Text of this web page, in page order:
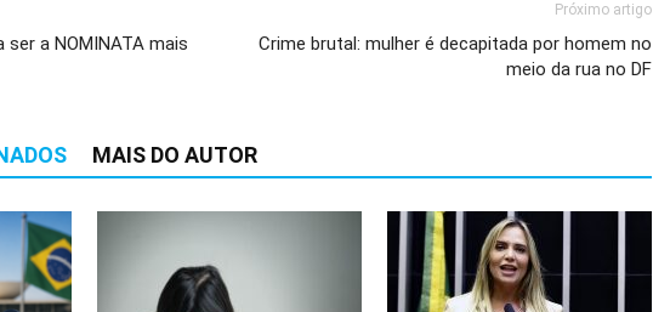
a NOMINATA mais
Próximo artigo
Crime brutal: mulher é decapitada por homem no
meio da rua no DF
MAIS DO AUTOR